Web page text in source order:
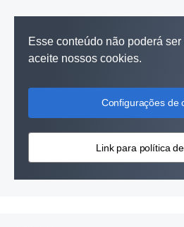
Esse conteúdo não poderá
aceite nossos cookies.
Configurações de
Link para política